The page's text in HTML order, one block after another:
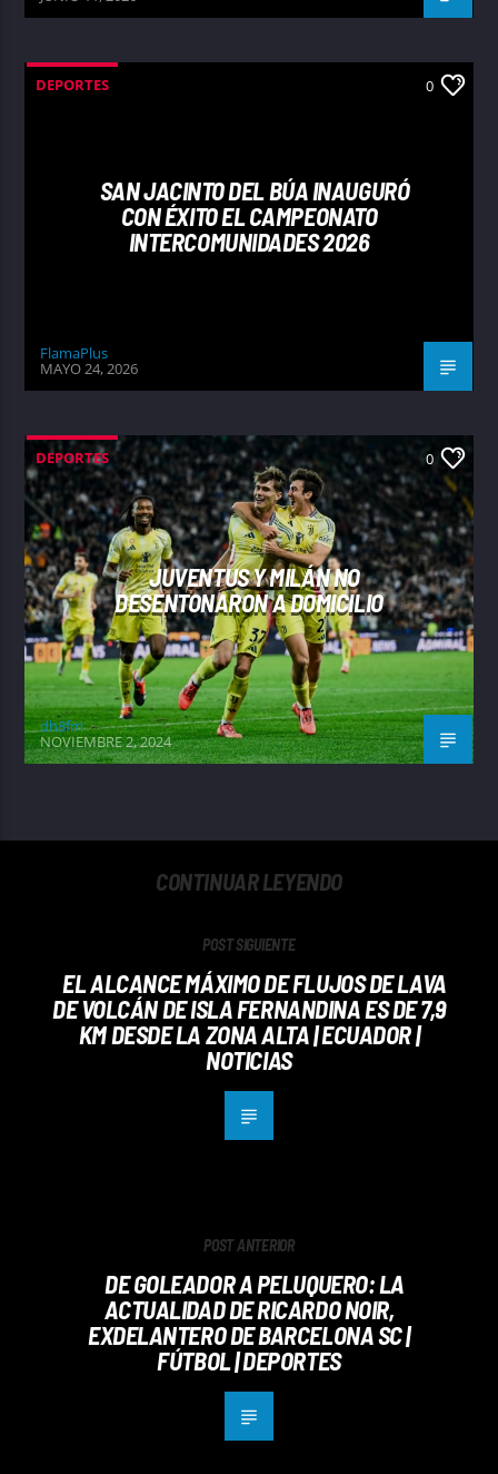
DEPORTES 0
SAN JACINTO DEL BÚA INAUGURÓ
CON ÉXITO EL CAMPEONATO
INTERCOMUNIDADES 2026
FlamaPlus
MAYO 24, 2026
DEPORTES 0
JUVENTUS Y MILÁN NO
DESENTONARON A DOMICILIO
dh8fm
NOVIEMBRE 2, 2024
CONTINUAR LEYENDO
POST SIGUIENTE
EL ALCANCE MÁXIMO DE FLUJOS DE LAVA
DE VOLCÁN DE ISLA FERNANDINA ES DE 7,9
KM DESDE LA ZONA ALTA | ECUADOR |
NOTICIAS
POST ANTERIOR
DE GOLEADOR A PELUQUERO: LA
ACTUALIDAD DE RICARDO NOIR,
EXDELANTERO DE BARCELONA SC |
FÚTBOL | DEPORTES